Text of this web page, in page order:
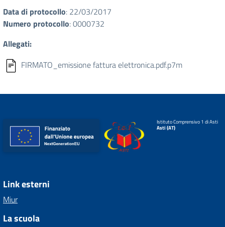
Data di protocollo: 22/03/2017
Numero protocollo: 0000732
Allegati:
FIRMATO_emissione fattura elettronica.pdf.p7m
Istituto Comprensivo 1 di Asti
Asti (AT)
Link esterni
Miur
La scuola